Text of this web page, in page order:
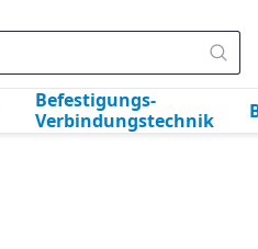
Befestigungs-
Verbindungstechnik